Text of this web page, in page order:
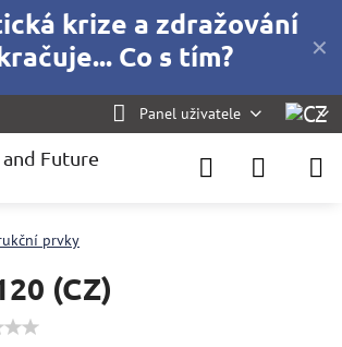
✕
krize a zdražování
Co s tím?
Panel uživatele
and Future
prvky
(CZ)